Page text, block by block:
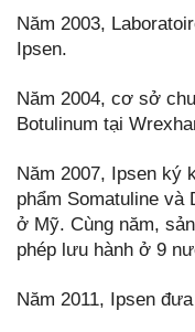
Năm 2003,
Ipsen.
Năm 2004, cơ sở
Botulinum tại
Năm 2007, Ipsen ký
phẩm Somatuline
ở Mỹ. Cùng năm,
phép lưu hành ở 9
Năm 2011, Ipsen